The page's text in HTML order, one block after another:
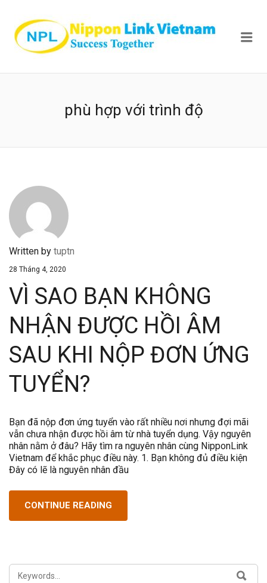
phù hợp với trình độ
Written by tuptn
28 Tháng 4, 2020
VÌ SAO BẠN KHÔNG
NHẬN ĐƯỢC HỒI ÂM
SAU KHI NỘP ĐƠN ỨNG
TUYỂN?
Bạn đã nộp đơn ứng tuyển vào rất nhiều nơi nhưng đợi mãi
vẫn chưa nhận được hồi âm từ nhà tuyển dụng. Vậy nguyên
nhân nằm ở đâu? Hãy tìm ra nguyên nhân cùng NipponLink
Vietnam để khắc phục điều này. 1. Bạn không đủ điều kiện
Đây có lẽ là nguyên nhân đầu
CONTINUE READING
SEARCH
FOR: